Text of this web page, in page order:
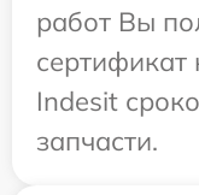
работ Вы
сертификат
Indesit
запчасти.